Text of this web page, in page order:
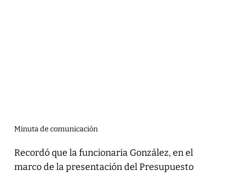
Minuta de comunicación
Recordó que la funcionaria González, en el
marco de la presentación del Presupuesto